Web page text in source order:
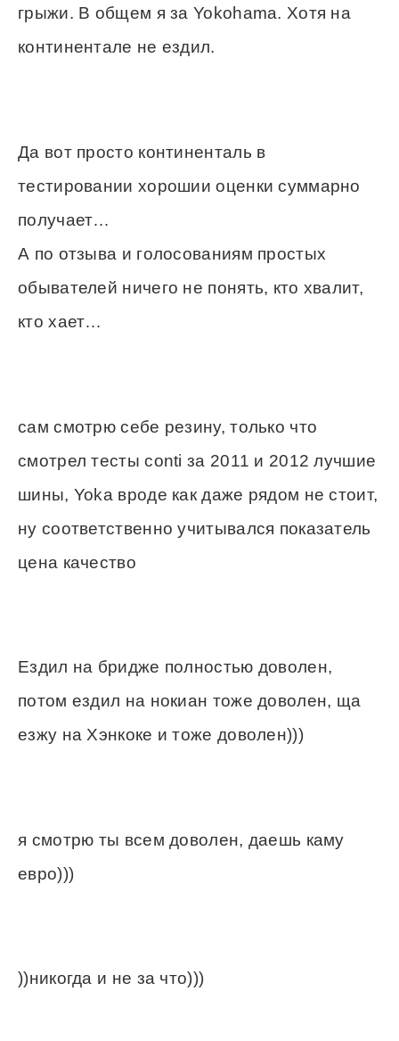
грыжи. В общем я за Yokohama. Хотя на
континентале не ездил.
Да вот просто континенталь в
тестировании хорошии оценки суммарно
получает…
А по отзыва и голосованиям простых
обывателей ничего не понять, кто хвалит,
кто хает…
сам смотрю себе резину, только что
смотрел тесты conti за 2011 и 2012 лучшие
шины, Yoka вроде как даже рядом не стоит,
ну соответственно учитывался показатель
цена качество
Ездил на бридже полностью доволен,
потом ездил на нокиан тоже доволен, ща
езжу на Хэнкоке и тоже доволен)))
я смотрю ты всем доволен, даешь каму
евро)))
))никогда и не за что)))